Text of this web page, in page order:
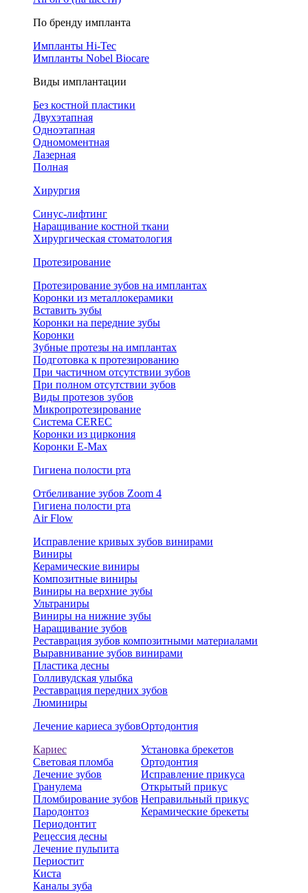
По бренду импланта
Импланты Hi-Tec
Импланты Nobel Biocare
Виды имплантации
Без костной пластики
Двухэтапная
Одноэтапная
Одномоментная
Лазерная
Полная
Хирургия
Синус-лифтинг
Наращивание костной ткани
Хирургическая стоматология
Протезирование
Протезирование зубов на имплантах
Коронки из металлокерамики
Вставить зубы
Коронки на передние зубы
Коронки
Зубные протезы на имплантах
Подготовка к протезированию
При частичном отсутствии зубов
При полном отсутствии зубов
Виды протезов зубов
Микропротезирование
Система CEREC
Коронки из циркония
Коронки E-Max
Гигиена полости рта
Отбеливание зубов Zoom 4
Гигиена полости рта
Air Flow
Исправление кривых зубов винирами
Виниры
Керамические виниры
Композитные виниры
Виниры на верхние зубы
Ультраниры
Виниры на нижние зубы
Наращивание зубов
Реставрация зубов композитными материалами
Выравнивание зубов винирами
Пластика десны
Голливудская улыбка
Реставрация передних зубов
Люминиры
Лечение кариеса зубов
Кариес
Световая пломба
Лечение зубов
Гранулема
Пломбирование зубов
Пародонтоз
Периодонтит
Рецессия десны
Лечение пульпита
Периостит
Киста
Каналы зуба
Ортодонтия
Установка брекетов
Ортодонтия
Исправление прикуса
Открытый прикус
Неправильный прикус
Керамические брекеты